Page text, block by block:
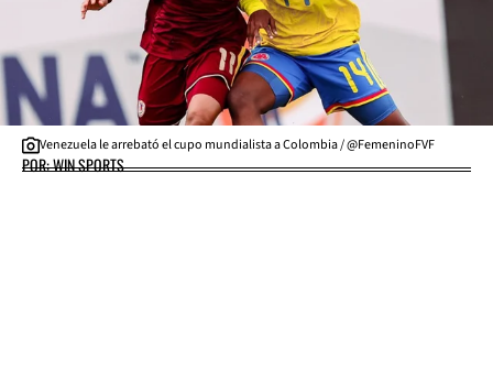
Venezuela le arrebató el cupo mundialista a Colombia / @FemeninoFVF
POR: WIN SPORTS